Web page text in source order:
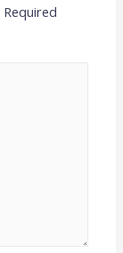
Required